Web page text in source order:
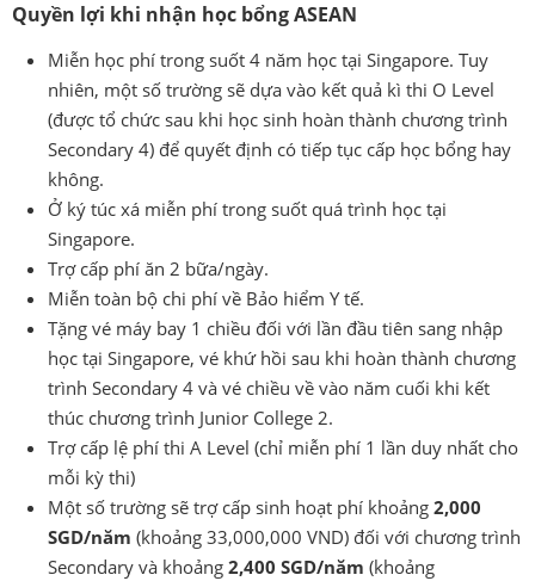
Quyền lợi khi nhận học bổng ASEAN
Miễn học phí trong suốt 4 năm học tại Singapore. Tuy
nhiên, một số trường sẽ dựa vào kết quả kì thi O Level
(được tổ chức sau khi học sinh hoàn thành chương trình
Secondary 4) để quyết định có tiếp tục cấp học bổng hay
không.
Ở ký túc xá miễn phí trong suốt quá trình học tại
Singapore.
Trợ cấp phí ăn 2 bữa/ngày.
Miễn toàn bộ chi phí về Bảo hiểm Y tế.
Tặng vé máy bay 1 chiều đối với lần đầu tiên sang nhập
học tại Singapore, vé khứ hồi sau khi hoàn thành chương
trình Secondary 4 và vé chiều về vào năm cuối khi kết
thúc chương trình Junior College 2.
Trợ cấp lệ phí thi A Level (chỉ miễn phí 1 lần duy nhất cho
mỗi kỳ thi)
Một số trường sẽ trợ cấp sinh hoạt phí khoảng 2,000
SGD/năm (khoảng 33,000,000 VND) đối với chương trình
Secondary và khoảng 2,400 SGD/năm (khoảng